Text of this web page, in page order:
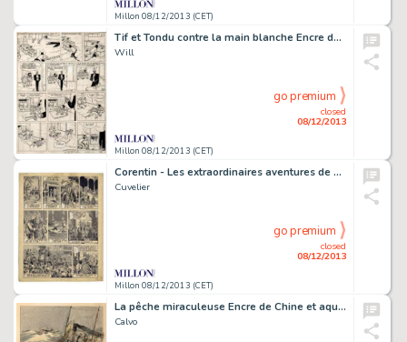
Millon 08/12/2013 (CET)
Tif et Tondu contre la main blanche Encre de Chine et gouache blanche
Will
Millon 08/12/2013 (CET)
closed
08/12/2013
go premium
Corentin - Les extraordinaires aventures de Corentin Feldoé Planche
Cuvelier
Millon 08/12/2013 (CET)
closed
08/12/2013
go premium
La pêche miraculeuse Encre de Chine et aquarelle pour ce grand dessin
Calvo